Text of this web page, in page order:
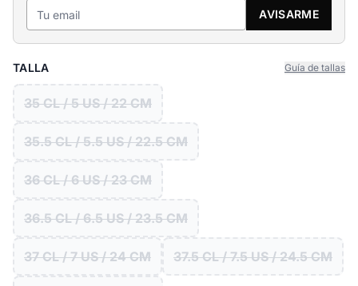
AVISARME
TALLA Guía de tallas
35 CL / 5 US / 22 CM
35.5 CL / 5.5 US / 22.5 CM
36 CL / 6 US / 23 CM
36.5 CL / 6.5 US / 23.5 CM
37 CL / 7 US / 24 CM 37.5 CL / 7.5 US / 24.5 CM